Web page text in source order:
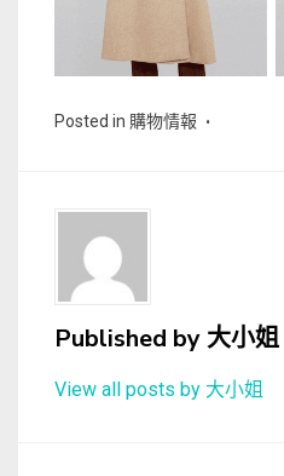
Posted in 購物情報
Published by大小姐
View all posts by 大小姐